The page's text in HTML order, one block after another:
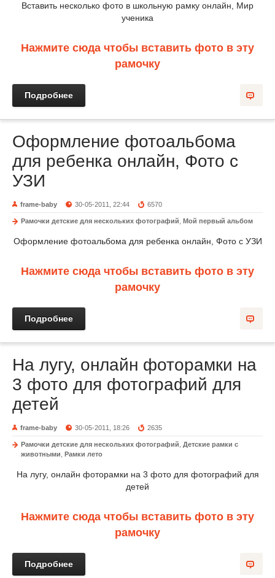
Вставить несколько фото в школьную рамку онлайн, Мир
ученика
Нажмите сюда чтобы вставить фото в эту
рамочку
Подробнее
Оформление фотоальбома
для ребенка онлайн, Фото с
УЗИ
frame-baby 30-05-2011, 22:44 6570
Рамочки детские для нескольких фотографий Мой первый альбом
Оформление фотоальбома для ребенка онлайн, Фото с УЗИ
Нажмите сюда чтобы вставить фото в эту
рамочку
Подробнее
На лугу, онлайн фоторамки на
3 фото для фотографий для
детей
frame-baby 30-05-2011, 18:26 2635
Рамочки детские для нескольких фотографий Детские рамки с
животными Рамки лето
На лугу, онлайн фоторамки на 3 фото для фотографий для
детей
Нажмите сюда чтобы вставить фото в эту
рамочку
Подробнее